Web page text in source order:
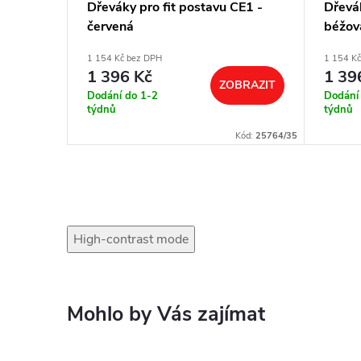
Dřeváky pro fit postavu CE1 -
červená
1 154 Kč bez DPH
1 396 Kč
Dodání do 1-2
týdnů
ZOBRAZIT
Kód: 25764/35
1 154
1
týdnů
High-contrast mode
Mohlo by Vás zajímat